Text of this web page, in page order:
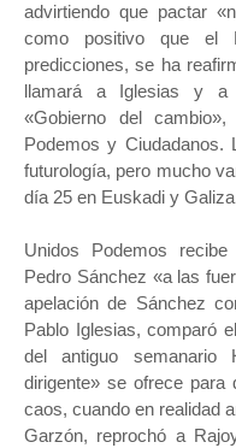
advirtiendo que pactar
como positivo que el
predicciones, se ha
llamará a Iglesias y a
«Gobierno del
Podemos y Ciudadanos.
futurología, pero mucho
día 25 en Euskadi y
Unidos Podemos
Pedro Sánchez «a las
apelación de Sánchez
Pablo Iglesias, comparó
del antiguo semanario
dirigente» se ofrece para
caos, cuando en realidad
Garzón, reprochó a